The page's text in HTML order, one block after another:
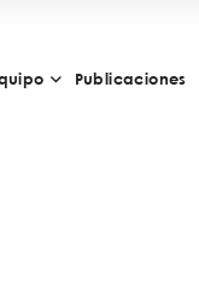
Publicaciones